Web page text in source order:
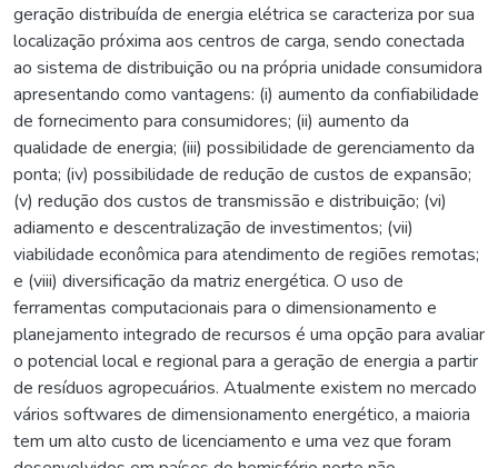
geração distribuída de energia elétrica se caracteriza por sua
localização próxima aos centros de carga, sendo conectada
ao sistema de distribuição ou na própria unidade consumidora
apresentando como vantagens: (i) aumento da confiabilidade
de fornecimento para consumidores; (ii) aumento da
qualidade de energia; (iii) possibilidade de gerenciamento da
ponta; (iv) possibilidade de redução de custos de expansão;
(v) redução dos custos de transmissão e distribuição; (vi)
adiamento e descentralização de investimentos; (vii)
viabilidade econômica para atendimento de regiões remotas;
e (viii) diversificação da matriz energética. O uso de
ferramentas computacionais para o dimensionamento e
planejamento integrado de recursos é uma opção para avaliar
o potencial local e regional para a geração de energia a partir
de resíduos agropecuários. Atualmente existem no mercado
vários softwares de dimensionamento energético, a maioria
tem um alto custo de licenciamento e uma vez que foram